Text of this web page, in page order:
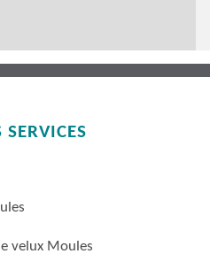
SERVICES
velux Moules